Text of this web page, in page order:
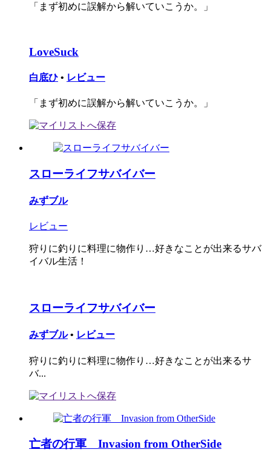
「まず初めに誤解から解いていこうか。」
LoveSuck
白底ひ • レビュー
「まず初めに誤解から解いていこうか。」
スローライフサバイバー
みずブル
レビュー
狩りに釣りに料理に物作り…好きなことが出来るサバ
イバル生活！
スローライフサバイバー
みずブル • レビュー
狩りに釣りに料理に物作り…好きなことが出来るサ
バ...
亡者の行軍 Invasion from OtherSide